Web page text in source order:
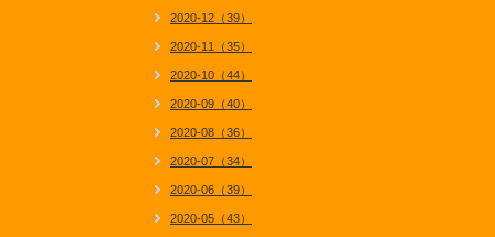
2020-12（39）
2020-11（35）
2020-10（44）
2020-09（40）
2020-08（36）
2020-07（34）
2020-06（39）
2020-05（43）